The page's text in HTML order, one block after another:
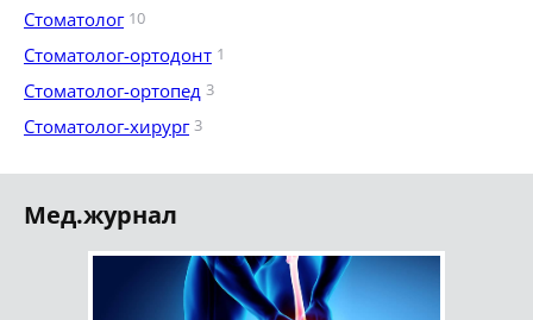
Стоматолог 10
Стоматолог-ортодонт 1
Стоматолог-ортопед 3
Стоматолог-хирург 3
Мед.журнал